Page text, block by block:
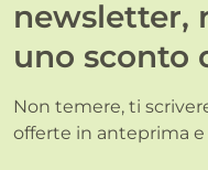
newsletter,
uno sconto
Non temere, ti
offerte in anteprima